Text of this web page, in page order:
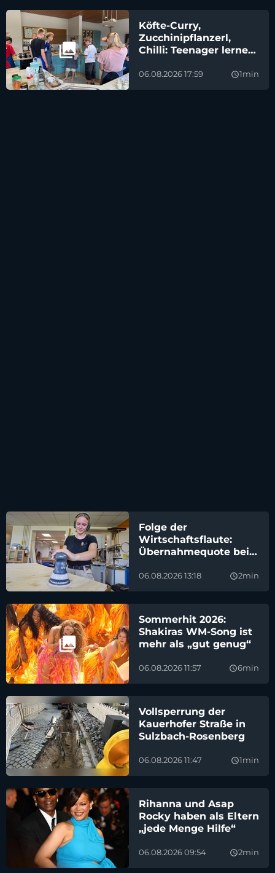
Köfte-Curry,
Zucchinipflanzerl,
Chilli: Teenager lernen
06.08.2026 17:59 query_builder1min
Folge der
Wirtschaftsflaute:
Übernahmequote bei
06.08.2026 13:18 query_builder2min
Sommerhit 2026:
Shakiras WM-Song ist
mehr als „gut genug“
06.08.2026 11:57 query_builder6min
Vollsperrung der
Kauerhofer Straße in
Sulzbach-Rosenberg
06.08.2026 11:47 query_builder1min
Rihanna und Asap
Rocky haben als Eltern
„jede Menge Hilfe“
06.08.2026 09:54 query_builder2min